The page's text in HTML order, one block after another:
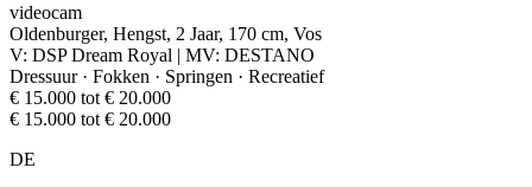
videocam
Oldenburger, Hengst, 2 Jaar, 170 cm, Vos
V: DSP Dream Royal | MV: DESTANO
Dressuur · Fokken · Springen · Recreatief
€ 15.000 tot € 20.000
€ 15.000 tot € 20.000
DE